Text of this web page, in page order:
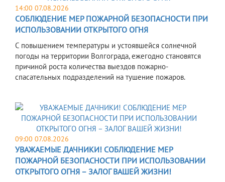
14:00 07.08.2026
СОБЛЮДЕНИЕ МЕР ПОЖАРНОЙ БЕЗОПАСНОСТИ ПРИ
ИСПОЛЬЗОВАНИИ ОТКРЫТОГО ОГНЯ
С повышением температуры и устоявшейся солнечной
погоды на территории Волгограда, ежегодно становятся
причиной роста количества выездов пожарно-
спасательных подразделений на тушение пожаров.
09:00 07.08.2026
УВАЖАЕМЫЕ ДАЧНИКИ! СОБЛЮДЕНИЕ МЕР
ПОЖАРНОЙ БЕЗОПАСНОСТИ ПРИ ИСПОЛЬЗОВАНИИ
ОТКРЫТОГО ОГНЯ – ЗАЛОГ ВАШЕЙ ЖИЗНИ!